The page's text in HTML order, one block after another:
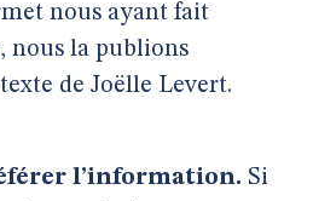
nous ayant fait
nous la publions
de Joëlle Levert.
l’information. Si